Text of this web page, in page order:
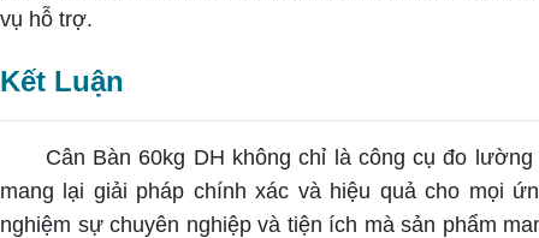
vụ hỗ trợ.
Kết Luận
Cân Bàn 60kg DH không chỉ là công cụ đo
mang lại giải pháp chính xác và hiệu quả cho mọi
nghiệm sự chuyên nghiệp và tiện ích mà sản phẩm